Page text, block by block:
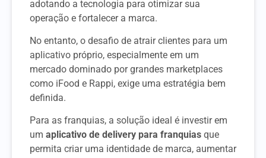
adotando a tecnologia para otimizar sua
operação e fortalecer a marca.
No entanto, o desafio de atrair clientes para um
aplicativo próprio, especialmente em um
mercado dominado por grandes marketplaces
como iFood e Rappi, exige uma estratégia bem
definida.
Para as franquias, a solução ideal é investir em
um aplicativo de delivery para franquias que
permita criar uma identidade de marca, aumentar